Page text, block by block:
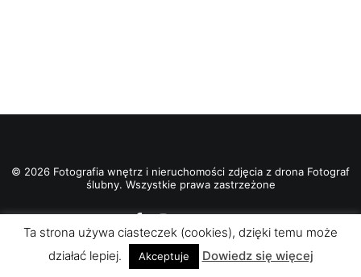
© 2026 Fotografia wnętrz i nieruchomości zdjęcia z drona Fotograf
ślubny. Wszystkie prawa zastrzeżone
Ta strona używa ciasteczek (cookies), dzięki temu może
działać lepiej.
Akceptuje Dowiedz się więcej